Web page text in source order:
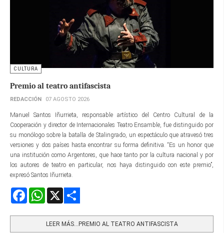
CULTURA
Premio al teatro antifascista
REDACCIÓN 07 AGOSTO 2026
Manuel Santos Iñurrieta, responsable artístico del Centro Cultural de la
Cooperación y director de Internacionales Teatro Ensamble, fue distinguido por
su monólogo sobre la batalla de Stalingrado, un espectáculo que atravesó tres
versiones y dos países hasta encontrar su forma definitiva. “Es un honor que
una institución como Argentores, que hace tanto por la cultura nacional y por
los autores de teatro en particular, nos haya distinguido con este premio”,
expresó Santos Iñurrieta.
FacebookWhatsApp
LEER MÁS…PREMIO AL TEATRO ANTIFASCISTA